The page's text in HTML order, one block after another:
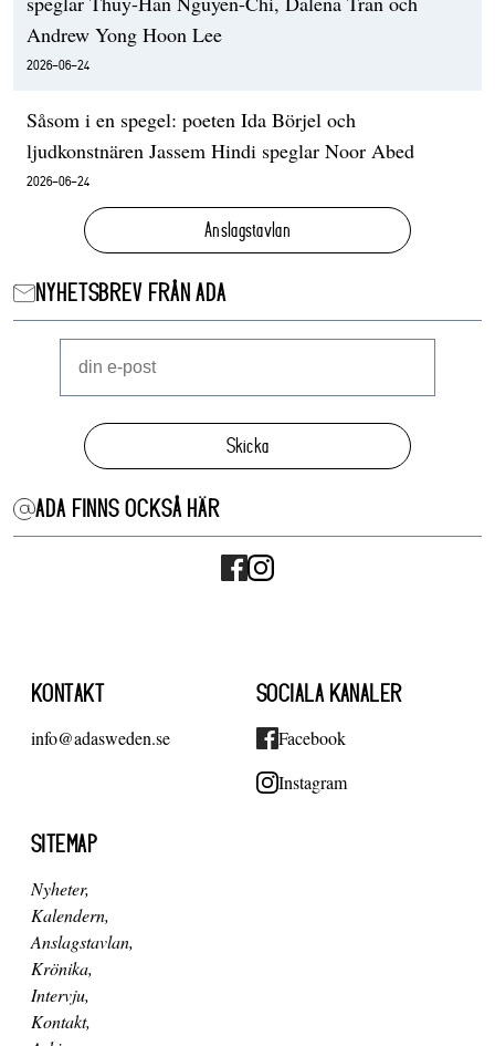
Andrew Yong Hoon Lee
2026-06-24
Såsom i en spegel: poeten Ida Börjel och
ljudkonstnären Jassem Hindi speglar Noor Abed
2026-06-24
Anslagstavlan
NYHETSBREV FRÅN ADA
Skicka
ADA FINNS OCKSÅ HÄR
KONTAKT
info@adasweden.se
SOCIALA KANALER
Facebook
Instagram
SITEMAP
Nyheter
Kalendern
Anslagstavlan
Krönika
Intervju
Kontakt